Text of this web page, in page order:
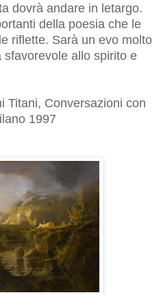
dovrà andare in letargo.
della poesia che le
riflette. Sarà un evo molto
allo spirito e
Titani, Conversazioni con
1997